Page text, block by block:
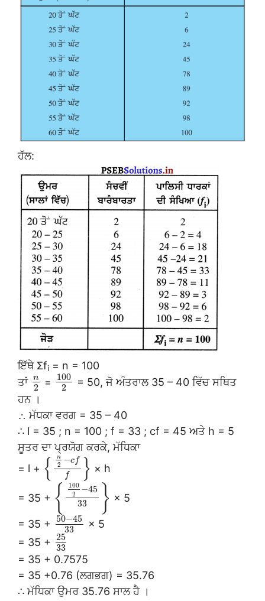
ਹੱਲ:
ਇੱਥੇ Σfi = n = 100
ਤਾਂ n
2 =
100
2
= 50, ਜੋ ਅੰਤਰਾਲ 35 – 40 ਵਿੱਚ ਸਥਿਤ
ਹਨ ।
∴ ਮੱਧਕਾ ਵਰਗ = 35 – 40
∴ l = 35 ; n = 100 ; f = 33 ; cf = 45 ਅਤੇ h = 5
ਸੂਤਰ ਦਾ ਪ੍ਰਯੋਗ ਕਰਕੇ, ਮੱਧਿਕਾ
= l + { n
2 −c f
f
} × h
= 35 + {
100
2
−45
33
} × 5
= 35 + 50−45
33
× 5
= 35 + 25
33
= 35 + 0.7575
= 35 +0.76 (ਲਗਭਗ) = 35.76
∴ ਮੱਧਿਕਾ ਉਮਰ 35.76 ਸਾਲ ਹੈ ।